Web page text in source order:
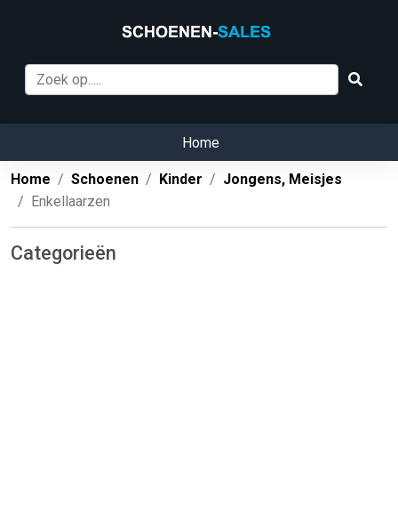
Home
Home Schoenen Kinder
Jongens, Meisjes
Enkellaarzen
Categorieën